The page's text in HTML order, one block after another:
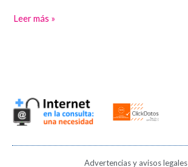
niños
para
algunos
Leer más »
Advertencias y avisos legales